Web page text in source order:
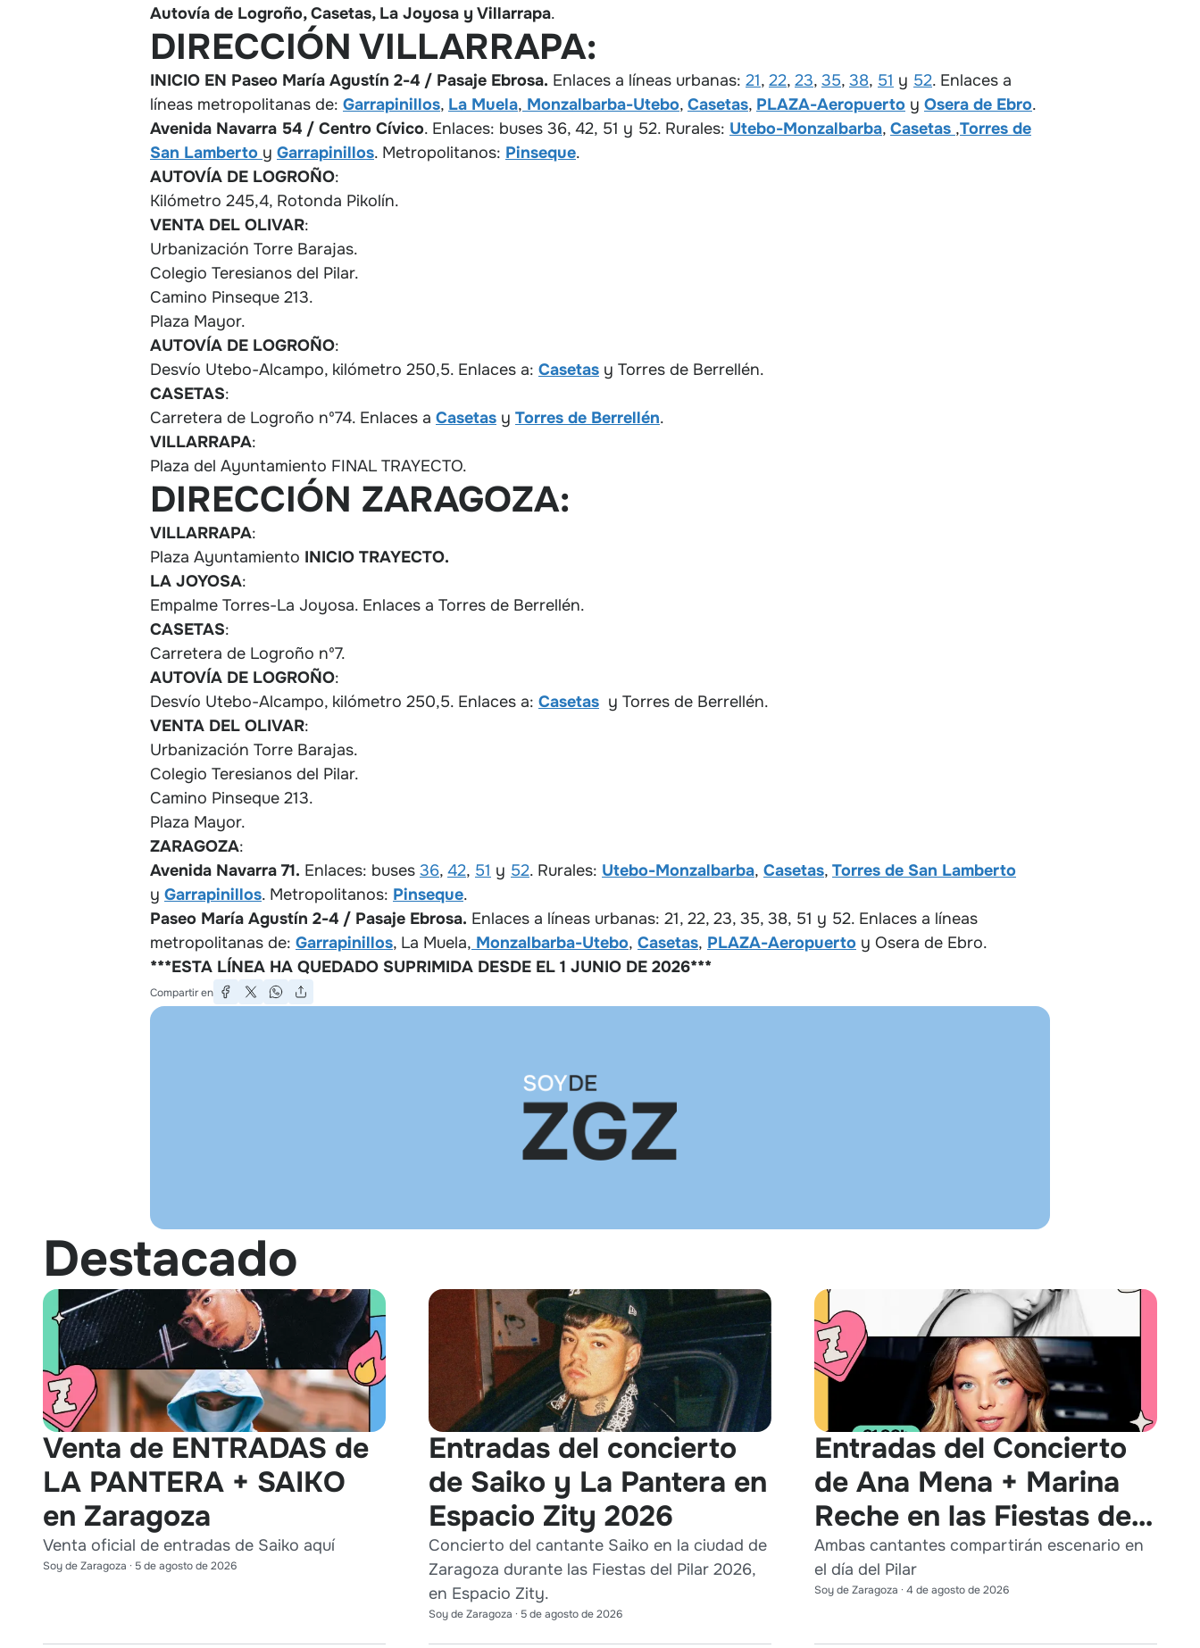
Autovía de Logroño, Casetas, La Joyosa y Villarrapa.
DIRECCIÓN VILLARRAPA:
INICIO EN Paseo María Agustín 2-4 / Pasaje Ebrosa. Enlaces a líneas urbanas: 21, 22, 23, 35, 38, 51 y 52. Enlaces a
líneas metropolitanas de: Garrapinillos, La Muela, Monzalbarba-Utebo, Casetas, PLAZA-Aeropuerto y Osera de Ebro.
Avenida Navarra 54 / Centro Cívico. Enlaces: buses 36, 42, 51 y 52. Rurales: Utebo-Monzalbarba, Casetas ,Torres de
San Lamberto y Garrapinillos. Metropolitanos: Pinseque.
AUTOVÍA DE LOGROÑO:
Kilómetro 245,4, Rotonda Pikolín.
VENTA DEL OLIVAR:
Urbanización Torre Barajas.
Colegio Teresianos del Pilar.
Camino Pinseque 213.
Plaza Mayor.
AUTOVÍA DE LOGROÑO:
Desvío Utebo-Alcampo, kilómetro 250,5. Enlaces a: Casetas y Torres de Berrellén.
CASETAS:
Carretera de Logroño nº74. Enlaces a Casetas y Torres de Berrellén.
VILLARRAPA:
Plaza del Ayuntamiento FINAL TRAYECTO.
DIRECCIÓN ZARAGOZA:
VILLARRAPA:
Plaza Ayuntamiento INICIO TRAYECTO.
LA JOYOSA:
Empalme Torres-La Joyosa. Enlaces a Torres de Berrellén.
CASETAS:
Carretera de Logroño nº7.
AUTOVÍA DE LOGROÑO:
Desvío Utebo-Alcampo, kilómetro 250,5. Enlaces a: Casetas y Torres de Berrellén.
VENTA DEL OLIVAR:
Urbanización Torre Barajas.
Colegio Teresianos del Pilar.
Camino Pinseque 213.
Plaza Mayor.
ZARAGOZA:
Avenida Navarra 71. Enlaces: buses 36, 42, 51 y 52. Rurales: Utebo-Monzalbarba, Casetas, Torres de San Lamberto
y Garrapinillos. Metropolitanos: Pinseque.
Paseo María Agustín 2-4 / Pasaje Ebrosa. Enlaces a líneas urbanas: 21, 22, 23, 35, 38, 51 y 52. Enlaces a líneas
metropolitanas de: Garrapinillos, La Muela, Monzalbarba-Utebo, Casetas, PLAZA-Aeropuerto y Osera de Ebro.
***ESTA LÍNEA HA QUEDADO SUPRIMIDA DESDE EL 1 JUNIO DE 2026***
Compartir en
Destacado
Venta de ENTRADAS de
LA PANTERA + SAIKO
en Zaragoza
Venta oficial de entradas de Saiko aquí
Soy de Zaragoza · 5 de agosto de 2026
Entradas del concierto
de Saiko y La Pantera en
Espacio Zity 2026
Concierto del cantante Saiko en la ciudad de
Zaragoza durante las Fiestas del Pilar 2026,
en Espacio Zity.
Soy de Zaragoza · 5 de agosto de 2026
Entradas del Concierto
de Ana Mena + Marina
Reche en las Fiestas del
Pilar 2026
Ambas cantantes compartirán escenario en
el día del Pilar
Soy de Zaragoza · 4 de agosto de 2026